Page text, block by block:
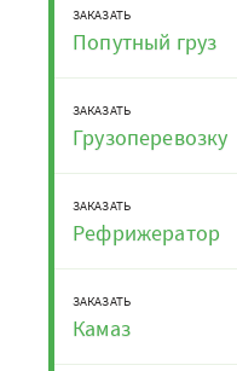
ЗАКАЗАТЬ
Попутный груз
ЗАКАЗАТЬ
Грузоперевозку
ЗАКАЗАТЬ
Рефрижератор
ЗАКАЗАТЬ
Камаз